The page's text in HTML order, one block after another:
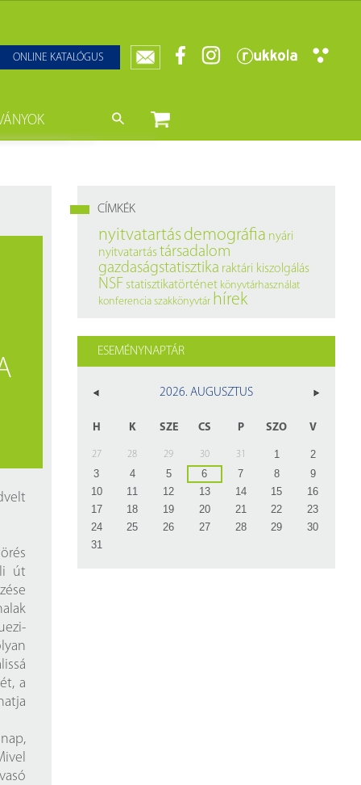
ONLINE KATALÓGUS
út
a
CÍMKÉK
nyitvatartás demográfia nyári
nyitvatartás társadalom
gazdaságstatisztika raktári kiszolgálás
NSF statisztikatörténet könyvtárhasználat
konferencia szakkönyvtár hírek
ESEMÉNYNAPTÁR
2026. AUGUSZTUS
H K SZE CS P SZO V
27 28 29 30 31 1
2
3
4 5 6 7 8
9
10
11 12 13 14 15
16
17
18 19 20 21 22
23
24
25 26 27 28 29
30
31